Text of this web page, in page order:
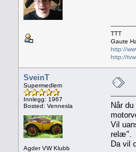
TTT
Gaute
http://
http://
SveinT
Supermedlem
Innlegg: 1967
Bosted: Vennesla
Agder VW Klubb
Når
Vil
relæ".
Da vil